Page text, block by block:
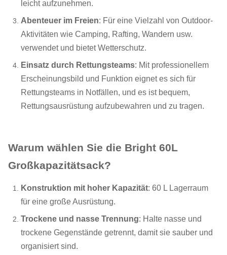
leicht aufzunehmen.
Abenteuer im Freien: Für eine Vielzahl von Outdoor-
Aktivitäten wie Camping, Rafting, Wandern usw.
verwendet und bietet Wetterschutz.
Einsatz durch Rettungsteams: Mit professionellem
Erscheinungsbild und Funktion eignet es sich für
Rettungsteams in Notfällen, und es ist bequem,
Rettungsausrüstung aufzubewahren und zu tragen.
Warum wählen Sie die Bright 60L
Großkapazitätsack?
Konstruktion mit hoher Kapazität: 60 L Lagerraum
für eine große Ausrüstung.
Trockene und nasse Trennung: Halte nasse und
trockene Gegenstände getrennt, damit sie sauber und
organisiert sind.